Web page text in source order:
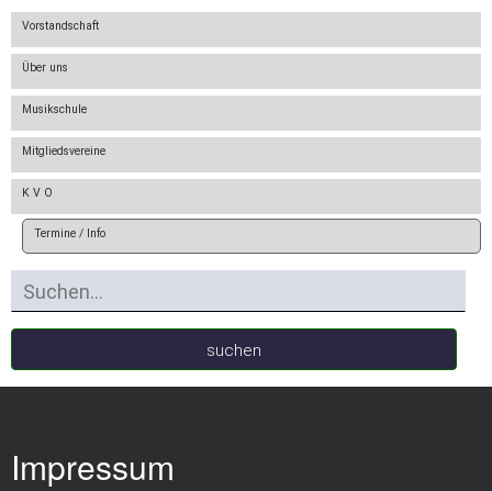
Gesucht
wird...
Vereinsregister
Zuschüsse
Wertungsspiele
Archiv
J
Vorstandschaft
Über uns
Musikschule
Mitgliedsvereine
K V O
Termine / Info
suchen
Impressum